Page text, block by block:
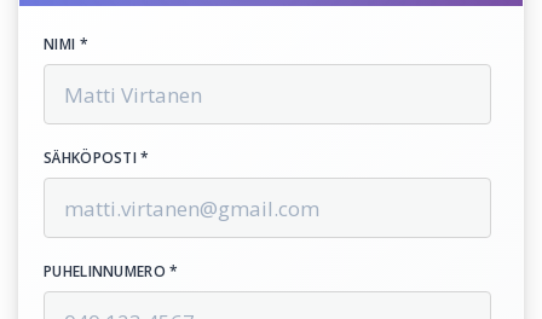
NIMI *
SÄHKÖPOSTI *
PUHELINNUMERO *